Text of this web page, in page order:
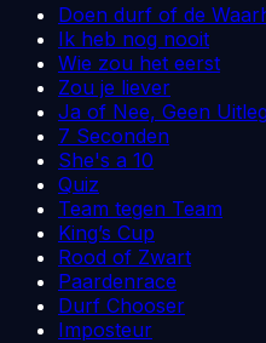
Doen durf of de
Ik heb nog nooit
Wie zou het eerst
Zou je liever
Ja of Nee, Geen Uitleg
7 Seconden
She's a 10
Quiz
Team tegen Team
King’s Cup
Rood of Zwart
Paardenrace
Durf Chooser
Imposteur